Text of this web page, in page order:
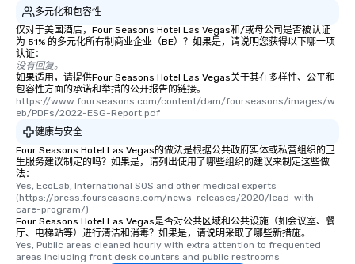
多元化和包容性
仅对于美国酒店，Four Seasons Hotel Las Vegas和/或母公司是否被认证
为 51% 的多元化所有制商业企业（BE）？如果是，请说明您获得以下哪一项
认证：
没有回复。
如果适用，请提供Four Seasons Hotel Las Vegas关于其在多样性、公平和
包容性方面的承诺和举措的公开报告的链接。
https://www.fourseasons.com/content/dam/fourseasons/images/w
eb/PDFs/2022-ESG-Report.pdf
健康与安全
Four Seasons Hotel Las Vegas的做法是根据公共政府实体或私营组织的卫
生服务建议制定的吗？如果是，请列出使用了哪些组织的建议来制定这些做
法：
Yes, EcoLab, International SOS and other medical experts
(https://press.fourseasons.com/news-releases/2020/lead-with-
care-program/)
Four Seasons Hotel Las Vegas是否对公共区域和公共设施（如会议室、餐
厅、电梯站等）进行清洁和消毒？如果是，请说明采取了哪些新措施。
Yes, Public areas cleaned hourly with extra attention to frequented
areas including front desk counters and public restrooms